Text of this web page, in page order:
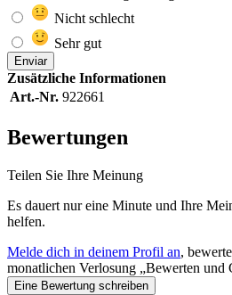
Nicht schlecht
Sehr gut
Enviar
Zusätzliche Informationen
Art.-Nr. 922661
Bewertungen
Teilen Sie Ihre Meinung
Es dauert nur eine Minute und Ihre
helfen.
Melde dich in deinem Profil an,
monatlichen Verlosung „Bewerten und
Eine Bewertung schreiben